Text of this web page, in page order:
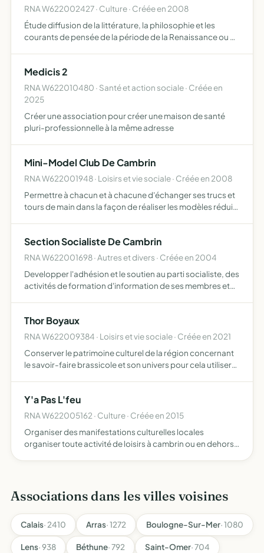
RNA W622002427 · Culture · Créée en 2008
Étude diffusion de la littérature, la philosophie et les
courants de pensée de la période de la Renaissance ou de
d'ouvrages ou…
Medicis 2
RNA W622010480 · Santé et action sociale · Créée en
2025
Créer une association pour créer une maison de santé
pluri-professionnelle à la même adresse
Mini-Model Club De Cambrin
RNA W622001948 · Loisirs et vie sociale · Créée en 2008
Permettre à chacun et à chacune d'échanger ses trucs et
tours de main dans la façon de réaliser les modèles réduits
Section Socialiste De Cambrin
RNA W622001698 · Autres et divers · Créée en 2004
Developper l'adhésion et le soutien au parti socialiste, des
activités de formation d'information de ses membres et
Thor Boyaux
RNA W622009384 · Loisirs et vie sociale · Créée en 2021
Conserver le patrimoine culturel de la région concernant
le savoir-faire brassicole et son univers pour cela utiliser
Y'a Pas L'feu
RNA W622005162 · Culture · Créée en 2015
Organiser des manifestations culturelles locales
organiser toute activité de loisirs à cambrin ou en dehors
Associations dans les villes voisines
Calais· 2410 Arras· 1272 Boulogne-Sur-Mer· 1080
Lens· 938 Béthune· 792 Saint-Omer· 704